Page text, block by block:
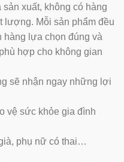
xuất, không có hàng
lượng. Mỗi sản phẩm đều
lựa chọn đúng và
hợp cho không gian
sẽ nhận ngay những lợi
vệ sức khỏe gia đình
phụ nữ có thai…